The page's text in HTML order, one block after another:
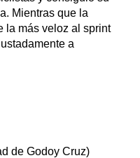
Mientras que la
la más veloz al sprint
a
de Godoy Cruz)